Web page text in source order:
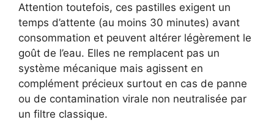
Attention toutefois, ces pastilles exigent un
temps d’attente (au moins 30 minutes) avant
consommation et peuvent altérer légèrement le
goût de l’eau. Elles ne remplacent pas un
système mécanique mais agissent en
complément précieux surtout en cas de panne
ou de contamination virale non neutralisée par
un filtre classique.